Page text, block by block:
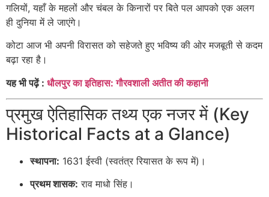
गलियों, यहाँ के महलों और चंबल के किनारों पर बिते पल आपको एक अलग
ही दुनिया में ले जाएंगे।
कोटा आज भी अपनी विरासत को सहेजते हुए भविष्य की ओर मजबूती से कदम
बढ़ा रहा है।
यह भी पढ़ें : धौलपुर का इतिहास: गौरवशाली अतीत की कहानी
प्रमुख ऐतिहासिक तथ्य एक नजर में (Key
Historical Facts at a Glance)
स्थापना: 1631 ईस्वी (स्वतंत्र रियासत के रूप में)।
प्रथम शासक: राव माधो सिंह।